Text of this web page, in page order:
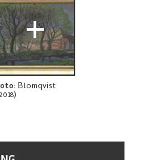
+
: Blomqvist